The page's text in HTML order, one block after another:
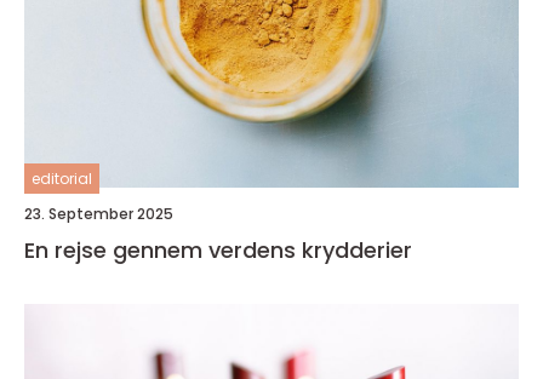
editorial
23. September 2025
En rejse gennem verdens krydderier